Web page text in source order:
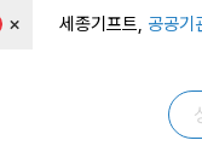
× 세종기프트, 공공기